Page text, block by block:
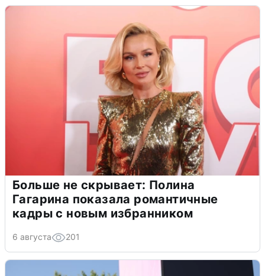
Больше не скрывает: Полина
Гагарина показала романтичные
кадры с новым избранником
6 августа 201